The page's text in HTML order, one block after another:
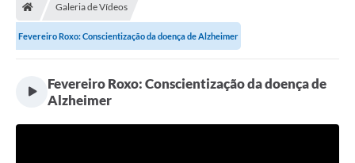
Transparência
Galeria de Vídeos
Fevereiro Roxo: Conscientização da doença de Alzheimer
Fevereiro Roxo: Conscientização da doença de
Alzheimer